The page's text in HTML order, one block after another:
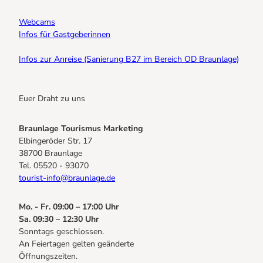
Webcams
Infos für Gastgeberinnen
Infos zur Anreise (Sanierung B27 im Bereich OD Braunlage)
Euer Draht zu uns
Braunlage Tourismus Marketing
Elbingeröder Str. 17
38700 Braunlage
Tel. 05520 - 93070
tourist-info@braunlage.de
Mo. - Fr. 09:00 – 17:00 Uhr
Sa. 09:30 – 12:30 Uhr
Sonntags geschlossen.
An Feiertagen gelten geänderte
Öffnungszeiten.